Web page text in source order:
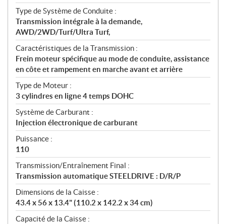
Type de Système de Conduite :
Transmission intégrale à la demande,
AWD/2WD/Turf/Ultra Turf,
Caractéristiques de la Transmission :
Frein moteur spécifique au mode de conduite, assistance
en côte et rampement en marche avant et arrière
Type de Moteur :
3 cylindres en ligne 4 temps DOHC
Système de Carburant :
Injection électronique de carburant
Puissance :
110
Transmission/Entraînement Final :
Transmission automatique STEELDRIVE : D/R/P
Dimensions de la Caisse :
43.4 x 56 x 13.4" (110.2 x 142.2 x 34 cm)
Capacité de la Caisse :